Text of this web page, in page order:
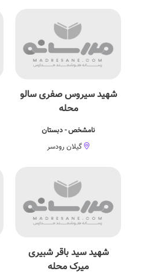
شهید سیروس صفری سالو
محله
نامشخص - دبستان
گیلان رودسر
شهید سید باقر شبیری
میرک محله